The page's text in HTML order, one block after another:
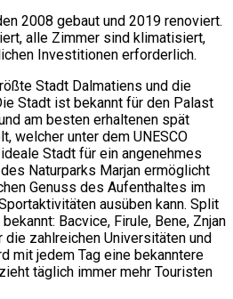
2008 gebaut und 2019 renoviert.
alle Zimmer sind klimatisiert,
Investitionen erforderlich.
Stadt Dalmatiens und die
Stadt ist bekannt für den Palast
am besten erhaltenen spät
welcher unter dem UNESCO
Stadt für ein angenehmes
Naturparks Marjan ermöglicht
Genuss des Aufenthaltes im
ausüben kann. Split
Bacvice, Firule, Bene, Znjan
die zahlreichen Universitäten und
mit jedem Tag eine bekanntere
täglich immer mehr Touristen